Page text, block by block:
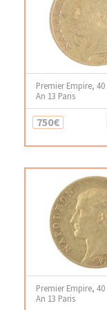
Premier Empire,
An 13 Paris
750€
Premier Empire,
An 13 Paris